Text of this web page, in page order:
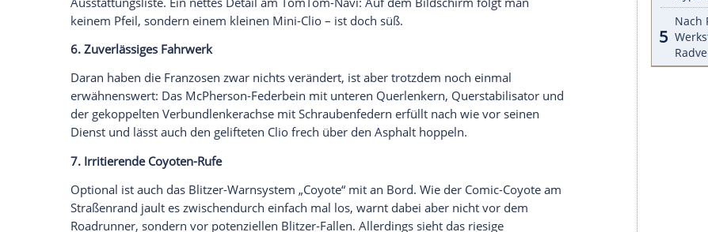
4. Mehr Assistenzen, schwächelnder Regensensor
Eine Einparkhilfe ist im
optional erhältlich, eine ganze Reihe weiterer kleiner Helfer war
es auch schon vorher wie beispielsweise dieRückfahrkameraoder Lichtsensoren. Der
Regensensorfunktioniert zwar, braucht aber bei leichtem Nieselregeln recht lange, bis er
automatisch auslöst. So muss der Fahrer ab und an tatsächlich selbst die Hand vom
optionalen Lederlenkrad nehmen, um den Scheibenwischerhebel
5. Vernetztes Online-Entertainmentsystem mit gelegentlichen Aussetzern
Je nachAusstattungsvariantekann man sich den neuen Clioauch mit dem